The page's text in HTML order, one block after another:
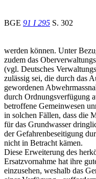
BGE 91 I 295 S. 302
werden können. Unter
zudem das
(vgl. Deutsches
zulässig sei, die durch das
gewordenen
durch Ordnungsverfügung
betroffene Gemeinwesen
in solchen Fällen, dass die
für das Grundwasser
der Gefahrenbeseitigung
nicht in Betracht kämen.
Diese Erweiterung des
Ersatzvornahme hat ihre
einzusehen, weshalb das